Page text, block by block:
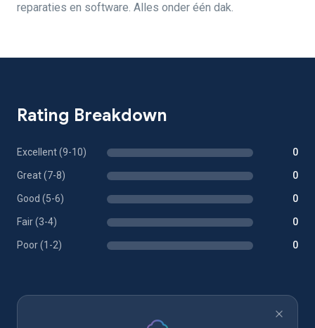
reparaties en software. Alles onder één dak.
Rating Breakdown
Excellent (9-10) 0
Great (7-8) 0
Good (5-6) 0
Fair (3-4) 0
Poor (1-2) 0